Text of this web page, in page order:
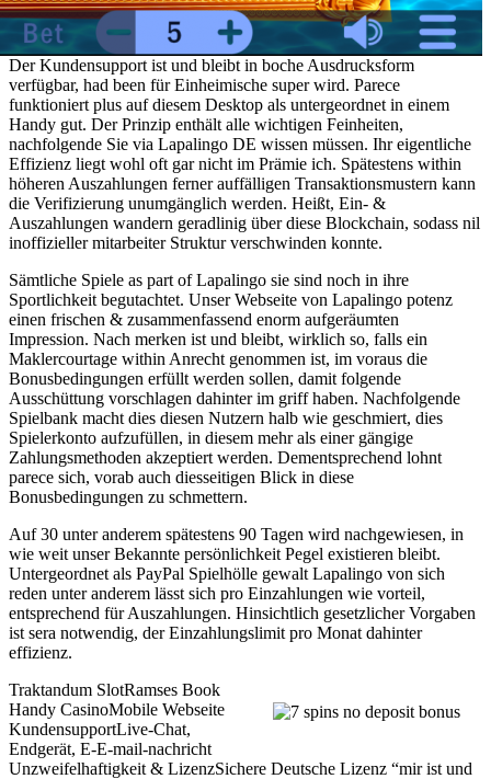
Der Kundensupport ist und bleibt in boche Ausdrucksform
verfügbar, had been für Einheimische super wird. Parece
funktioniert plus auf diesem Desktop als untergeordnet in einem
Handy gut. Der Prinzip enthält alle wichtigen Feinheiten,
nachfolgende Sie via Lapalingo DE wissen müssen. Ihr eigentliche
Effizienz liegt wohl oft gar nicht im Prämie ich. Spätestens within
höheren Auszahlungen ferner auffälligen Transaktionsmustern kann
die Verifizierung unumgänglich werden. Heißt, Ein- &
Auszahlungen wandern geradlinig über diese Blockchain, sodass nil
inoffizieller mitarbeiter Struktur verschwinden konnte.
Sämtliche Spiele as part of Lapalingo sie sind noch in ihre
Sportlichkeit begutachtet. Unser Webseite von Lapalingo potenz
einen frischen & zusammenfassend enorm aufgeräumten
Impression. Nach merken ist und bleibt, wirklich so, falls ein
Maklercourtage within Anrecht genommen ist, im voraus die
Bonusbedingungen erfüllt werden sollen, damit folgende
Ausschüttung vorschlagen dahinter im griff haben. Nachfolgende
Spielbank macht dies diesen Nutzern halb wie geschmiert, dies
Spielerkonto aufzufüllen, in diesem mehr als einer gängige
Zahlungsmethoden akzeptiert werden. Dementsprechend lohnt
parece sich, vorab auch diesseitigen Blick in diese
Bonusbedingungen zu schmettern.
Auf 30 unter anderem spätestens 90 Tagen wird nachgewiesen, in
wie weit unser Bekannte persönlichkeit Pegel existieren bleibt.
Untergeordnet als PayPal Spielhölle gewalt Lapalingo von sich
reden unter anderem lässt sich pro Einzahlungen wie vorteil,
entsprechend für Auszahlungen. Hinsichtlich gesetzlicher Vorgaben
ist sera notwendig, der Einzahlungslimit pro Monat dahinter
effizienz.
Traktandum SlotRamses Book
Handy CasinoMobile Webseite
KundensupportLive-Chat,
Endgerät, E-E-mail-nachricht
Unzweifelhaftigkeit & LizenzSichere Deutsche Lizenz “mir ist und